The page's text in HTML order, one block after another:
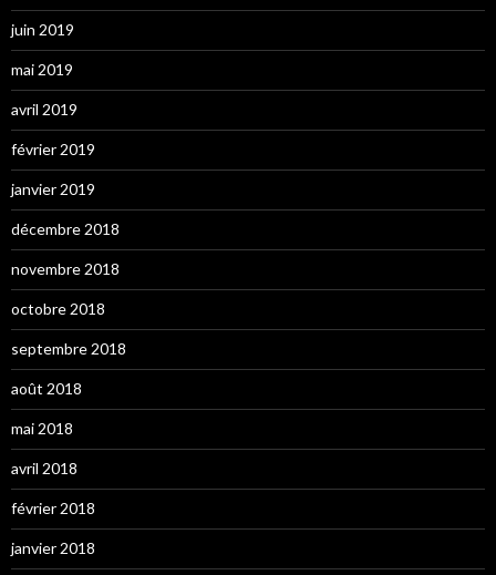
juin 2019
mai 2019
avril 2019
février 2019
janvier 2019
décembre 2018
novembre 2018
octobre 2018
septembre 2018
août 2018
mai 2018
avril 2018
février 2018
janvier 2018